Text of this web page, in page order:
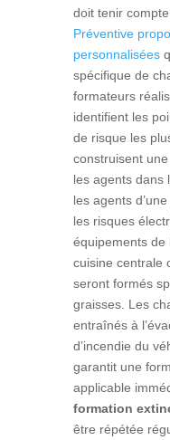
doit tenir
Préventive
personnalisées
spécifique de
formateurs
identifient les
de risque les
construisent
les agents dans
les agents
les risques
équipements de
cuisine centrale
seront formés
graisses. Les
entraînés à
d’incendie du
garantit une
applicable
formation
être répétée